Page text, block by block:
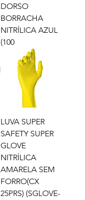
DORSO
BORRACHA
NITRÍLICA AZUL
(100
LUVA SUPER
SAFETY SUPER
GLOVE
NITRÍLICA
AMARELA SEM
FORRO(CX
25PRS) (SGLOVE-